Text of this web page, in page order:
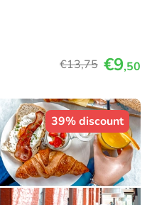
€13,75 €9,50
39% discount